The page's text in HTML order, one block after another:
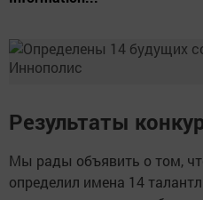
Результаты
Мы рады объявить о том,
определил имена 14